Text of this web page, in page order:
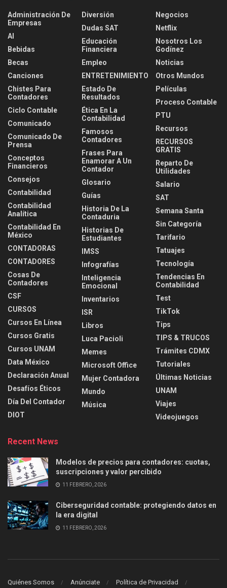
Administración De
Empresas
AI
Bebidas
Becas
Canciones
Chistes Para
Contadores
Ciclo Contable
Comunicado
Comunicado De
Prensa
Conceptos
Financieros
Consejos
Contabilidad
Contabilidad
Analítica
Contabilidad En
México
CONTADORAS
CONTADORES
Cosas De
Contadores
CSF
CURSOS
Cursos En Línea
Cursos Gratis
Cursos UNAM
Data México
Declaración Anual
Desafíos Éticos
Día Del Contador
DIOT
Diversión
Dudas SAT
Educación
Financiera
Empleo
ENTRETENIMIENTO
Estado De
Resultados
Ética En La
Contabilidad
Famosos
Contadores
Frases Para
Enamorar A Un
Contador
Glosario
Guías
Historia De La
Contaduria
Historias De
Estudiantes
IMSS
Infografías
Inteligencia
Emocional
Inventarios
ISR
Libros
Luca Pacioli
Memes
Microsoft Office
Mujer Contadora
Mundo
Música
Negocios
Netflix
Nosotros Los
Godínez
Noticias
Otros Mundos
Películas
Proceso Contable
PTU
Recursos
RECURSOS
GRATIS
Reparto De
Utilidades
Salario
SAT
Semana Santa
Sin Categoría
Tarifario
Tatuajes
Tecnología
Tendencias En
Contabilidad
Test
TikTok
Tips
TIPS & TRUCOS
Trámites CDMX
Tutoriales
Últimas Noticias
UNAM
Viajes
Videojuegos
Recent News
Modelos de precios para contadores: cuotas,
suscripciones y valor percibido
11 FEBRERO, 2026
Ciberseguridad contable: protegiendo datos en
la era digital
11 FEBRERO, 2026
Quiénes Somos Anúnciate Política de Privacidad